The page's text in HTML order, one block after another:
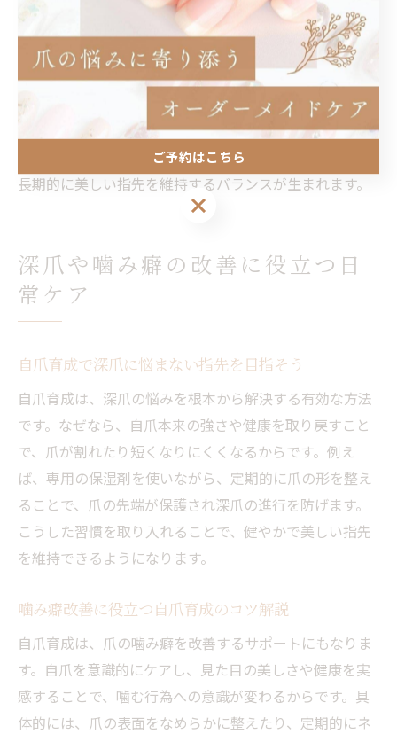
自爪育成とネイルケアの最適なバランスとは
自爪育成とネイルケアは、どちらか一方に偏るのではな
く両立することが理想的です。過度な装飾や無理なセル
フケアは避け、サロンや専門家の力も活用しながら、自
爪の成長を妨げない範囲でケアしましょう。定期的なサ
ロン利用と自宅でのセルフケアを組み合わせることで、
長期的に美しい指先を維持するバランスが生まれます。
深爪や噛み癖の改善に役立つ日
常ケア
自爪育成で深爪に悩まない指先を目指そう
自爪育成は、深爪の悩みを根本から解決する有効な方法
です。なぜなら、自爪本来の強さや健康を取り戻すこと
で、爪が割れたり短くなりにくくなるからです。例え
ば、専用の保湿剤を使いながら、定期的に爪の形を整え
ることで、爪の先端が保護され深爪の進行を防げます。
こうした習慣を取り入れることで、健やかで美しい指先
を維持できるようになります。
噛み癖改善に役立つ自爪育成のコツ解説
自爪育成は、爪の噛み癖を改善するサポートにもなりま
す。自爪を意識的にケアし、見た目の美しさや健康を実
感することで、噛む行為への意識が変わるからです。具
体的には、爪の表面をなめらかに整えたり、定期的にネ
ご予約はこちら
ご予約はこちら